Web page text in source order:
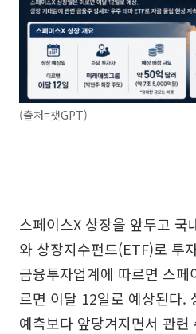
(출처=챗GPT)
스페이스X 상장을 앞두고 국
와 상장지수펀드(ETF)로 투
금융투자업계에 따르면 스페
르면 이달 12일로 예상된다.
예측보다 앞당겨지면서 관